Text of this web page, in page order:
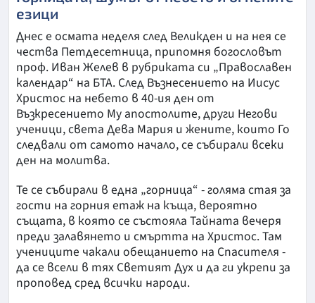
езици
Днес е осмата неделя след Великден и на нея се
чества Петдесетница, припомня богословът
проф. Иван Желев в рубриката си „Православен
календар“ на БТА. След Възнесението на Иисус
Христос на небето в 40-ия ден от
Възкресението Му апостолите, други Негови
ученици, света Дева Мария и жените, които Го
следвали от самото начало, се събирали всеки
ден на молитва.
Те се събирали в една „горница“ - голяма стая за
гости на горния етаж на къща, вероятно
същата, в която се състояла Тайната вечеря
преди залавянето и смъртта на Христос. Там
учениците чакали обещанието на Спасителя -
да се всели в тях Светият Дух и да ги укрепи за
проповед сред всички народи.